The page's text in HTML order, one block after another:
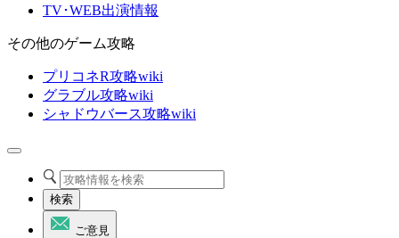
TV･WEB出演情報
その他のゲーム攻略
プリコネR攻略wiki
グラブル攻略wiki
シャドウバース攻略wiki
検索
ご意見